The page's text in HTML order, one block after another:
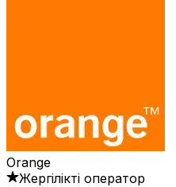
Orange
Жергілікті оператор